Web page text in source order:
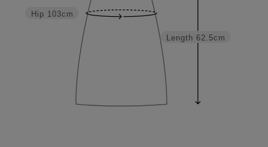
Length 62.5cm
Hip 103cm